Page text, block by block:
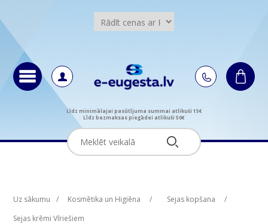
Līdz minimālajai pasūtījuma summai atlikuši 15€
Līdz bezmaksas piegādei atlikuši 50€
Uz sākumu / Kosmētika un Higiēna / Sejas kopšana
/
Sejas krēmi Vīriešiem